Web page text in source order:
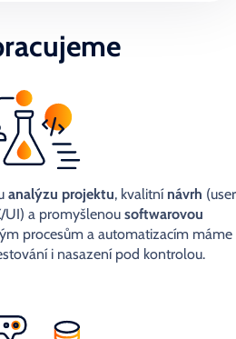
analýzu projektu, kvalitní návrh (user
UI) a promyšlenou softwarovou
procesům a automatizacím máme
i nasazení pod kontrolou.